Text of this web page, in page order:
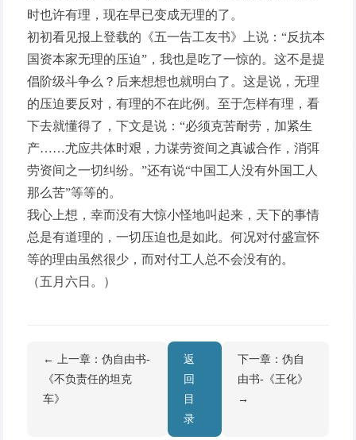
时也许有理，现在早已变成无理的了。
初初看见报上登载的《五一告工友书》上说：“反抗本
国资本家无理的压迫”，我也是吃了一惊的。这不是提
倡阶级斗争么？后来想想也就明白了。这是说，无理
的压迫要反对，有理的不在此例。至于怎样有理，看
下去就懂得了，下文是说：“必须克苦耐劳，加紧生
产……尤应共体时艰，力谋劳资间之真诚合作，消弭
劳资间之一切纠纷。”还有说“中国工人没有外国工人
那么苦”等等的。
我心上想，幸而没有大惊小怪地叫起来，天下的事情
总是有道理的，一切压迫也是如此。何况对付盛宣怀
等的理由虽然很少，而对付工人总不会没有的。
（五月六日。）
← 上一章：伪自由书-
《不负责任的坦克
车》
返
回
目
录
下一章：伪自
由书-《王化》
→